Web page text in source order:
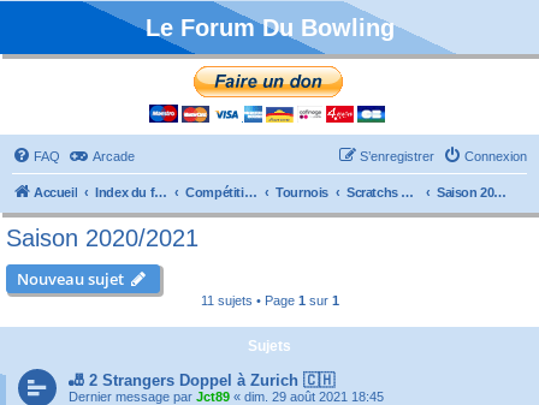
Le Forum Du Bowling
FAQ Arcade Connexion
S’enregistrer
Accueil Index du forum Compétitions Tournois Scratchs et Internationaux Saison 2020/2021
Saison 2020/2021
Nouveau sujet
11 sujets • Page 1 sur 1
Sujets
🎳 2 Strangers Doppel à Zurich 🇨🇭
Dernier message par Jct89 « dim. 29 août 2021 18:45